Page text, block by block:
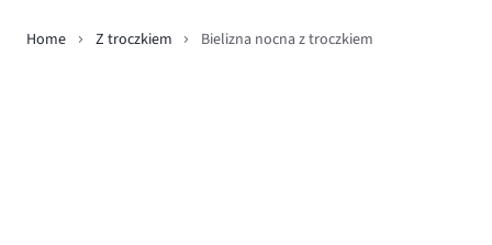
Home Z troczkiem Bielizna nocna z troczkiem